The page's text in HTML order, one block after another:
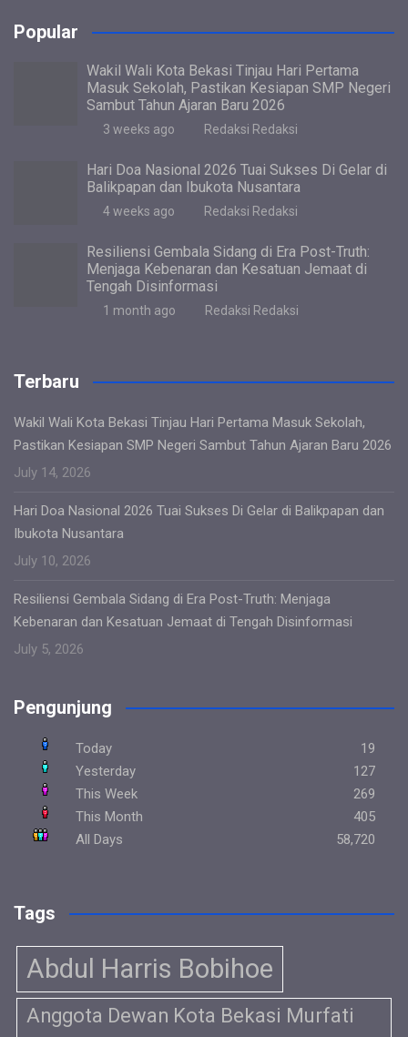
Popular
Wakil Wali Kota Bekasi Tinjau Hari Pertama
Masuk Sekolah, Pastikan Kesiapan SMP Negeri
Sambut Tahun Ajaran Baru 2026
3 weeks ago Redaksi Redaksi
Hari Doa Nasional 2026 Tuai Sukses Di Gelar di
Balikpapan dan Ibukota Nusantara
4 weeks ago Redaksi Redaksi
Resiliensi Gembala Sidang di Era Post-Truth:
Menjaga Kebenaran dan Kesatuan Jemaat di
Tengah Disinformasi
1 month ago Redaksi Redaksi
Terbaru
Wakil Wali Kota Bekasi Tinjau Hari Pertama Masuk Sekolah,
Pastikan Kesiapan SMP Negeri Sambut Tahun Ajaran Baru 2026
July 14, 2026
Hari Doa Nasional 2026 Tuai Sukses Di Gelar di Balikpapan dan
Ibukota Nusantara
July 10, 2026
Resiliensi Gembala Sidang di Era Post-Truth: Menjaga
Kebenaran dan Kesatuan Jemaat di Tengah Disinformasi
July 5, 2026
Pengunjung
Today
19
Yesterday
127
This Week
269
This Month
405
All Days
58,720
Tags
Abdul Harris Bobihoe
Anggota Dewan Kota Bekasi Murfati